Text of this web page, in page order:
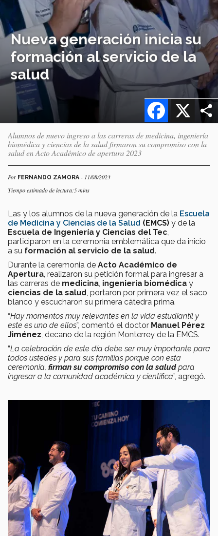
Nueva generación inicia su
formación al servicio de la
salud
X
Facebook
Alumnos de nuevo ingreso a las carreras de medicina, ingeniería
biomédica y ciencias de la salud firmaron su compromiso con la
salud en Acto Académico de apertura 2023
Por FERNANDO ZAMORA - 11/08/2023
Tiempo estimado de lectura:5 mins
Las y los alumnos de la nueva generación de la Escuela
de Medicina y Ciencias de la Salud (EMCS) y de la
Escuela de Ingeniería y Ciencias del Tec
participaron en la ceremonia emblemática que da inicio
a su formación al servicio de la salud.
Durante la ceremonia de Acto Académico de
Apertura , realizaron su petición formal para ingresar a
las carreras de medicina ingeniería biomédica y
ciencias de la salud , portaron por primera vez el saco
blanco y escucharon su primera cátedra prima.
“Hay momentos muy relevantes en la vida estudiantil y
este es uno de ellos”, comentó el doctor Manuel Pérez
Jiménez , decano de la región Monterrey de la EMCS.
“La celebración de este día debe ser muy importante para
todos ustedes y para sus familias porque con esta
ceremonia, firman su compromiso con la saludpara
ingresar a la comunidad académica y científica”, agregó.